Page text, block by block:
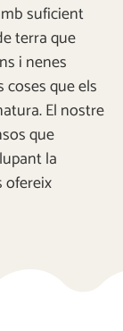
suficient
terra que
i nenes
que els
El nostre
que
la
ofereix